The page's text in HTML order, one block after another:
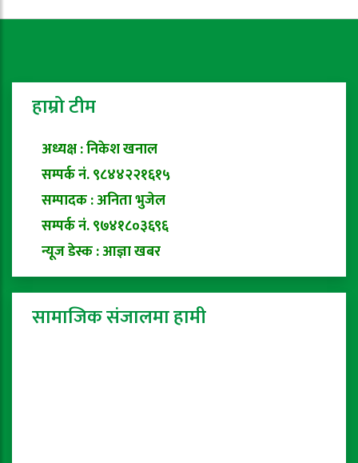
हाम्रो टीम
अध्यक्ष : निकेश खनाल
सम्पर्क नं. ९८४४२२१६१५
सम्पादक : अनिता भुजेल
सम्पर्क नं. ९७४१८०३६९६
न्यूज डेस्क : आज्ञा खबर
सामाजिक संजालमा हामी